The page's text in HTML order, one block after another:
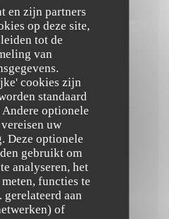
en zijn partners
op deze site,
tot de
van
cookies zijn
standaard
optionele
uw
Deze optionele
gebruikt om
analyseren, het
functies te
aan
of
- Ve.
Bianca 2021 Bio
EUR
- Ve.
2021
EUR
- Ve.